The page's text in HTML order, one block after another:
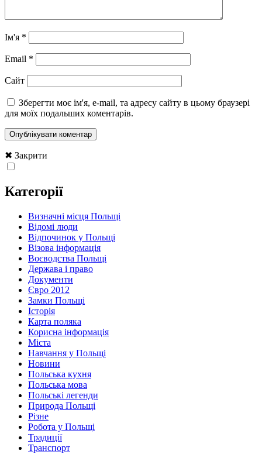
Ім'я *
Email *
Сайт
Зберегти моє ім'я, e-mail, та адресу сайту в цьому браузері
для моїх подальших коментарів.
✖ Закрити
Категорії
Визначні місця Польщі
Відомі люди
Відпочинок у Польщі
Візова інформація
Воєводства Польщі
Держава і право
Документи
Євро 2012
Замки Польщі
Історія
Карта поляка
Корисна інформація
Міста
Навчання у Польщі
Новини
Польська кухня
Польська мова
Польські легенди
Природа Польщі
Різне
Робота у Польщі
Традиції
Транспорт